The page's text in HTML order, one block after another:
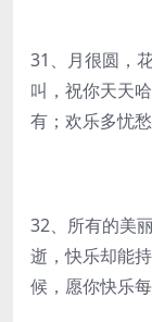
31、月很圆，
叫，祝你天天
有；欢乐多忧
32、所有的美
逝，快乐却能
候，愿你快乐每